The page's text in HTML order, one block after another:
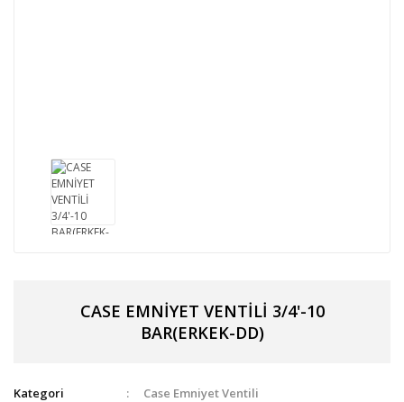
CASE EMNİYET VENTİLİ 3/4'-10
BAR(ERKEK-DD)
Kategori
Case Emniyet Ventili